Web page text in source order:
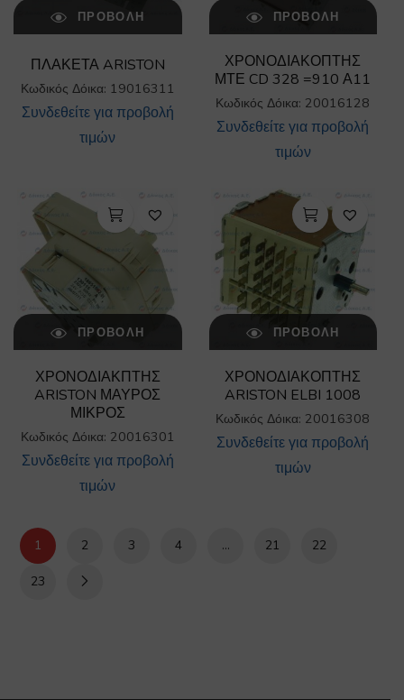
ΠΡΟΒΟΛΉ
ΠΛΑΚΕΤΑ ARISTON
Κωδικός Δόικα: 19016311
Συνδεθείτε για προβολή
τιμών
ΠΡΟΒΟΛΉ
ΧΡΟΝΟΔΙΑΚΟΠΤΗΣ
ΜΤΕ CD 328 =910 Α11
Κωδικός Δόικα: 20016128
Συνδεθείτε για προβολή
τιμών
ΠΡΟΒΟΛΉ
ΧΡΟΝΟΔΙΑΚΠΤΗΣ
ARISTON ΜΑΥΡΟΣ
ΜΙΚΡΟΣ
Κωδικός Δόικα: 20016301
Συνδεθείτε για προβολή
τιμών
ΠΡΟΒΟΛΉ
ΧΡΟΝΟΔΙΑΚΟΠΤΗΣ
ARISTON ELBI 1008
Κωδικός Δόικα: 20016308
Συνδεθείτε για προβολή
τιμών
1 2 3 4 … 21 22
23